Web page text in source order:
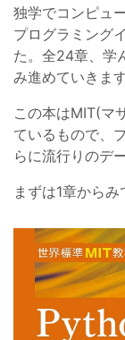
独学でコンピュ
プログラミング
た。全24章、学
み進めていきます
この本はMIT(マ
ているもので、
らに流行りのデ
まずは1章からみ